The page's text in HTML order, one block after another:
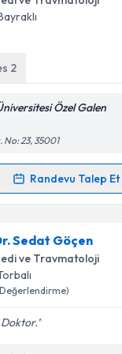
bir takvim
işlenmesine
işlenmesini kabul
2
Özel Galen
No: 23, 35001
Randevu Talep Et
Talebi
Ünlüiçin randevu
bu uzmandan
e-posta ile
Sedat Göçen
ve Travmatoloji
Değerlendirme)